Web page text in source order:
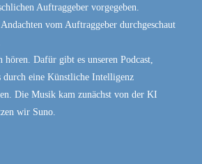
Auftraggeber vorgegeben.
vom Auftraggeber durchgeschaut
hören. Dafür gibt es unseren Podcast,
durch eine Künstliche Intelligenz
Die Musik kam zunächst von der KI
wir Suno.